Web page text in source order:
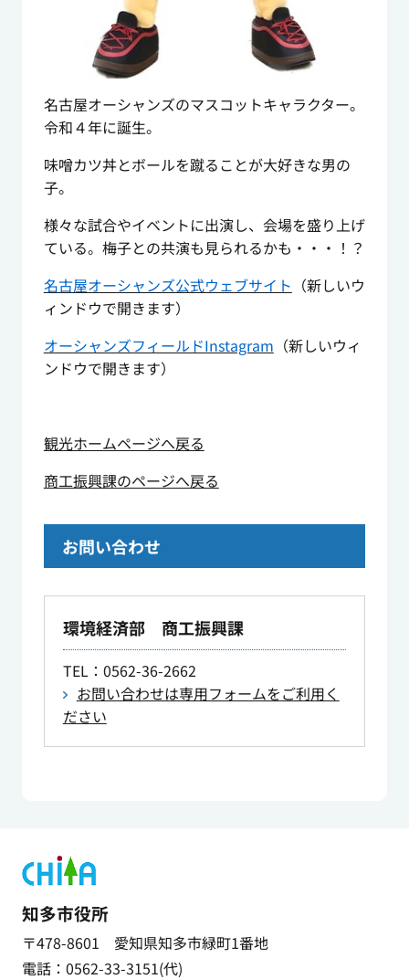
名古屋オーシャンズのマスコットキャラクター。
令和４年に誕生。
味噌カツ丼とボールを蹴ることが大好きな男の
子。
様々な試合やイベントに出演し、会場を盛り上げ
ている。梅子との共演も見られるかも・・・！？
名古屋オーシャンズ公式ウェブサイト （新しいウ
ィンドウで開きます）
オーシャンズフィールドInstagram （新しいウィ
ンドウで開きます）
観光ホームページへ戻る
商工振興課のページへ戻る
お問い合わせ
環境経済部 商工振興課
TEL：0562-36-2662
お問い合わせは専用フォームをご利用く
ださい
知多市役所
〒478-8601 愛知県知多市緑町1番地
電話：0562-33-3151(代)